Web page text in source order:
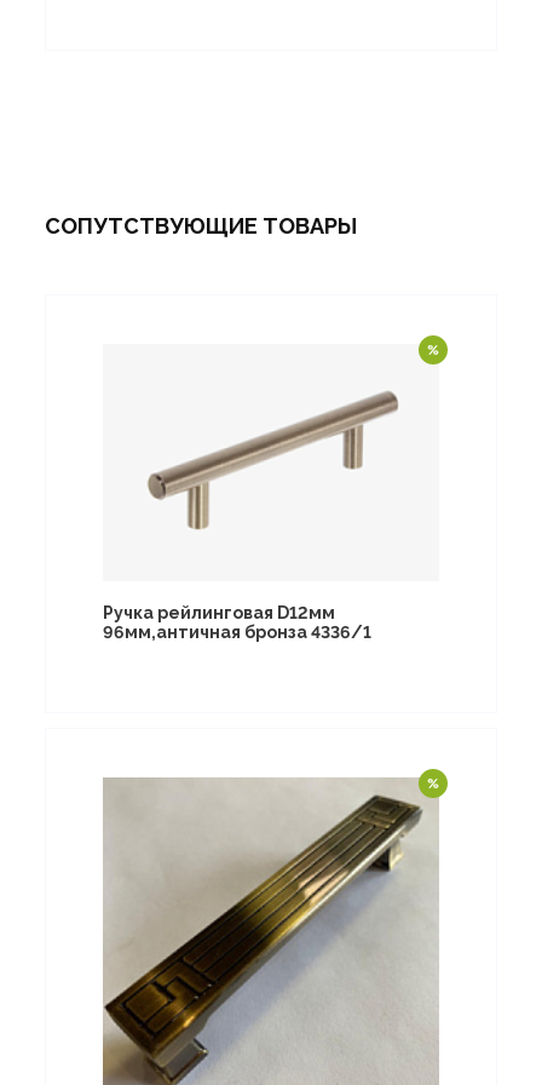
СОПУТСТВУЮЩИЕ ТОВАРЫ
Ручка рейлинговая D12мм
96мм,античная бронза 4336/1